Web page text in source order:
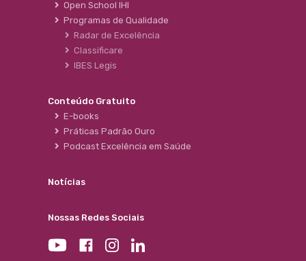
Open School IHI
Programas de Qualidade
Radar de Excelência
Classificare
IBES Legis
Conteúdo Gratuito
E-books
Práticas Padrão Ouro
Podcast Excelência em Saúde
Notícias
Nossas Redes Sociais